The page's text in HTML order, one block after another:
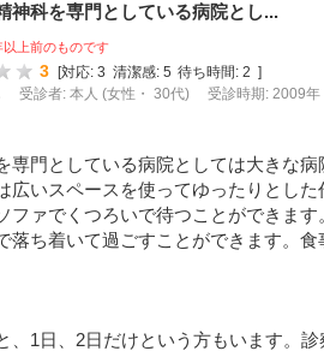
神科を専門としている病院とし...
以上前のものです
3 [対応: 3 清潔感: 5 待ち時間: 2 ]
受診者: 本人 (女性・ 30代) 受診時期: 2009年
専門としている病院としては大きな
広いスペースを使ってゆったりとし
ファでくつろいで待つことができま
落ち着いて過ごすことができます。
、1日、2日だけという方もいます。